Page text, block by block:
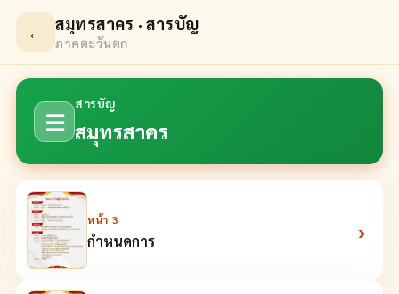
← สมุทรสาคร · สารบัญ
ภาคตะวันตก
☰
สารบัญ
สมุทรสาคร
หน้า 3
กำหนดการ ›